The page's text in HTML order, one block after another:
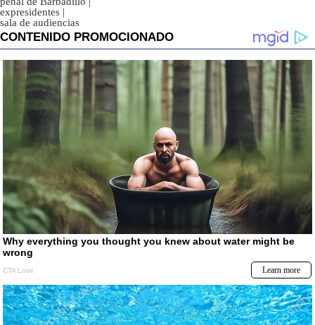
expresidentes |
sala de audiencias